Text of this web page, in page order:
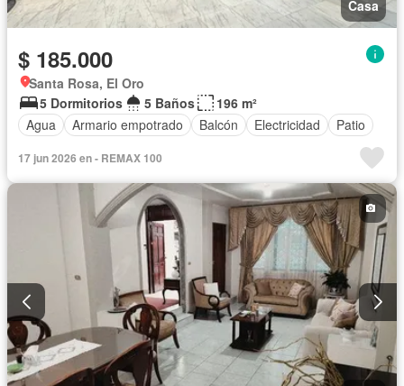
Casa
$ 185.000
Santa Rosa, El Oro
5 Dormitorios
5 Baños
196 m²
Agua
Armario empotrado Balcón Electricidad Patio
17 jun 2026 en - REMAX 100